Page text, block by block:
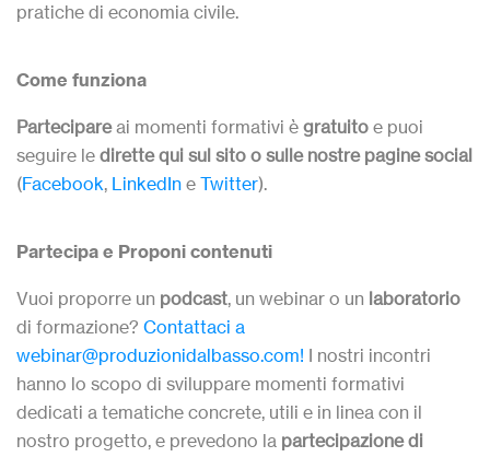
pratiche di economia civile.
Come funziona
Partecipareai momenti formativi è gratuito e puoi
seguire le dirette qui sul sito o sulle nostre pagine social
(Facebook, LinkedIn e Twitter).
Partecipa e Proponi contenuti
Vuoi proporre un podcast, un webinar o un laboratorio
di formazione? Contattaci a
webinar@produzionidalbasso.com! I nostri incontri
hanno lo scopo di sviluppare momenti formativi
dedicati a tematiche concrete, utili e in linea con il
nostro progetto, e prevedono la partecipazione di